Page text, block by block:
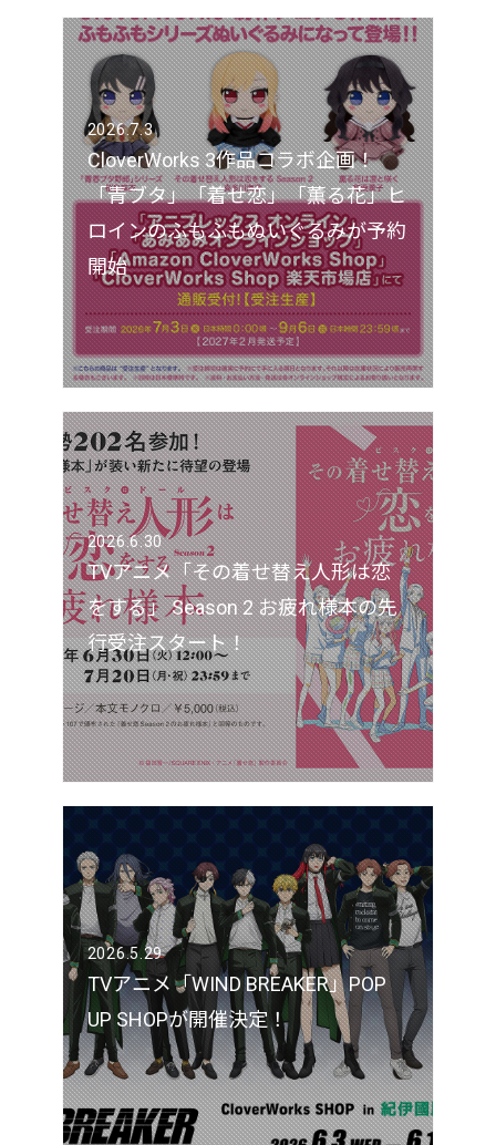
2026.7.3
CloverWorks 3作品コラボ企画！
「青ブタ」「着せ恋」「薫る花」ヒ
ロインのふもふもぬいぐるみが予約
開始
2026.6.30
TVアニメ「その着せ替え人形は恋
をする」 Season 2 お疲れ様本の先
行受注スタート！
2026.5.29
TVアニメ「WIND BREAKER」POP
UP SHOPが開催決定！